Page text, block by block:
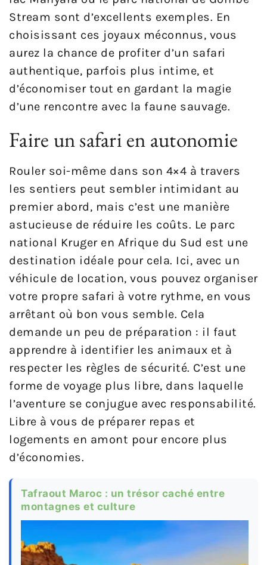
Stream sont d’excellents exemples. En
choisissant ces joyaux méconnus, vous
aurez la chance de profiter d’un safari
authentique, parfois plus intime, et
d’économiser tout en gardant la magie
d’une rencontre avec la faune sauvage.
Faire un safari en autonomie
Rouler soi-même dans son 4×4 à travers
les sentiers peut sembler intimidant au
premier abord, mais c’est une manière
astucieuse de réduire les coûts. Le parc
national Kruger en Afrique du Sud est une
destination idéale pour cela. Ici, avec un
véhicule de location, vous pouvez organiser
votre propre safari à votre rythme, en vous
arrêtant où bon vous semble. Cela
demande un peu de préparation : il faut
apprendre à identifier les animaux et à
respecter les règles de sécurité. C’est une
forme de voyage plus libre, dans laquelle
l’aventure se conjugue avec responsabilité.
Libre à vous de préparer repas et
logements en amont pour encore plus
d’économies.
Tafraout Maroc : un trésor caché entre
montagnes et culture